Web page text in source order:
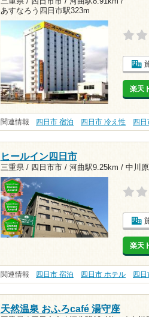
あすなろう四日市駅323m
楽天
関連情報 四日市 宿泊 四日市 冷え性 四日
ヒールイン四日市
三重県 / 四日市市 / 河曲駅9.25km / 中川
楽天
関連情報 四日市 宿泊 四日市 ホテル 四日
天然温泉 おふろcafé 湯守座